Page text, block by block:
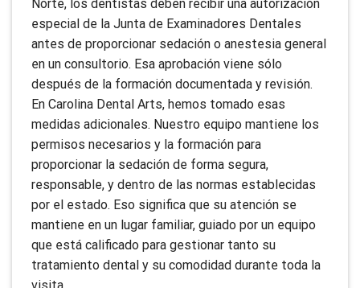
Norte, los dentistas deben recibir una autorización
especial de la Junta de Examinadores Dentales
antes de proporcionar sedación o anestesia general
en un consultorio. Esa aprobación viene sólo
después de la formación documentada y revisión.
En Carolina Dental Arts, hemos tomado esas
medidas adicionales. Nuestro equipo mantiene los
permisos necesarios y la formación para
proporcionar la sedación de forma segura,
responsable, y dentro de las normas establecidas
por el estado. Eso significa que su atención se
mantiene en un lugar familiar, guiado por un equipo
que está calificado para gestionar tanto su
tratamiento dental y su comodidad durante toda la
visita.